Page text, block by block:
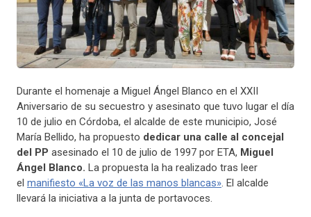
Durante el homenaje a Miguel Ángel Blanco en el XXII
Aniversario de su secuestro y asesinato que tuvo lugar el día
10 de julio en Córdoba, el alcalde de este municipio, José
María Bellido, ha propuesto dedicar una calle al concejal
del PP asesinado el 10 de julio de 1997 por ETA, Miguel
Ángel Blanco. La propuesta la ha realizado tras leer
el manifiesto «La voz de las manos blancas». El alcalde
llevará la iniciativa a la junta de portavoces.